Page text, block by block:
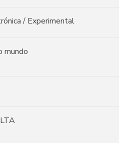
/ Experimental
mundo